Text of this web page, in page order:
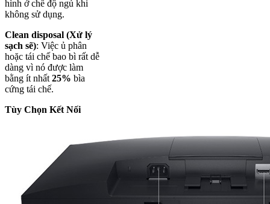
hình ở chế độ ngủ khi
không sử dụng.
Clean disposal (Xử lý
sạch sẽ): Việc ủ phân
hoặc tái chế bao bì rất dễ
dàng vì nó được làm
bằng ít nhất 25% bìa
cứng tái chế.
Tùy Chọn Kết Nối